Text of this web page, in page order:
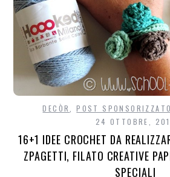
DECÒR ,POST SPONSORIZZATO
24 OTTOBRE,
16+1 IDEE CROCHET DA
ZPAGETTI, FILATO CREATIVE
SPECIALI